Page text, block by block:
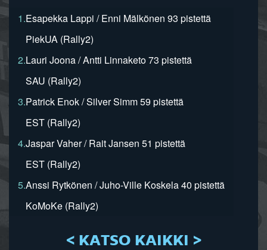
1.Esapekka Lappi / Enni Mälkönen 93 pistettä
PiekUA (Rally2)
2.Lauri Joona / Antti Linnaketo 73 pistettä
SAU (Rally2)
3.Patrick Enok / Silver Simm 59 pistettä
EST (Rally2)
4.Jaspar Vaher / Rait Jansen 51 pistettä
EST (Rally2)
5.Anssi Rytkönen / Juho-Ville Koskela 40 pistettä
KoMoKe (Rally2)
< KATSO KAIKKI >